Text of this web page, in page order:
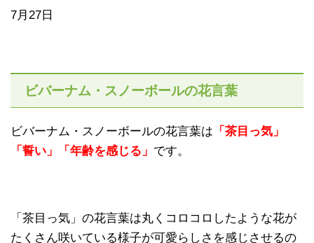
7月27日
ビバーナム・スノーボールの花言葉
ビバーナム・スノーボールの花言葉は 「茶目っ気」
「誓い」「年齢を感じる」 です。
「茶目っ気」の花言葉は丸くコロコロしたような花が
たくさん咲いている様子が可愛らしさを感じさせるの